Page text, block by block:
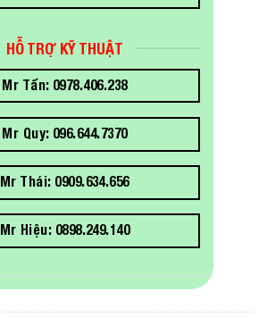
HỖ TRỢ KỸ THUẬT
Mr Tấn: 0978.406.238
Mr Quy: 096.644.7370
Mr Thái: 0909.634.656
Mr Hiệu: 0898.249.140